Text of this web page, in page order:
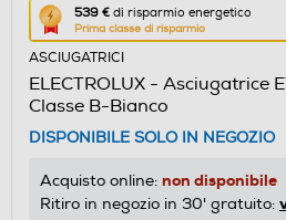
539 € di risparmio energetico
Prima classe di risparmio
Questa
azione
aprirà
il
Calcolatore
di
risparmio
energetico
ASCIUGATRICI
ELECTROLUX - Asciugatrice
Classe B-Bianco
DISPONIBILE SOLO IN NEGOZIO
Acquisto online: non disponibile
Ritiro in negozio in 30' gratuito: